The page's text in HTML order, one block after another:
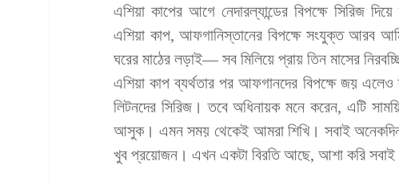
এশিয়া কাপের আগে নেদারল্যান্ডের বিপক্ষে সিরিজ
এশিয়া কাপ, আফগানিস্তানের বিপক্ষে সংযুক্ত আরব
ঘরের মাঠের লড়াই— সব মিলিয়ে প্রায় তিন মাসের
এশিয়া কাপ ব্যর্থতার পর আফগানদের বিপক্ষে জয় এলেও
লিটনদের সিরিজ। তবে অধিনায়ক মনে করেন, এটি
আসুক। এমন সময় থেকেই আমরা শিখি। সবাই অনেকদিন
খুব প্রয়োজন। এখন একটা বিরতি আছে, আশা করি সবাই